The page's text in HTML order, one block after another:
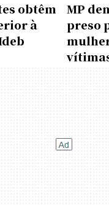
obtêm
à
MP
preso